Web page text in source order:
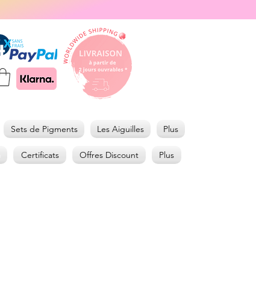
Sets de Pigments Les Aiguilles Plus
Certificats Offres Discount Plus